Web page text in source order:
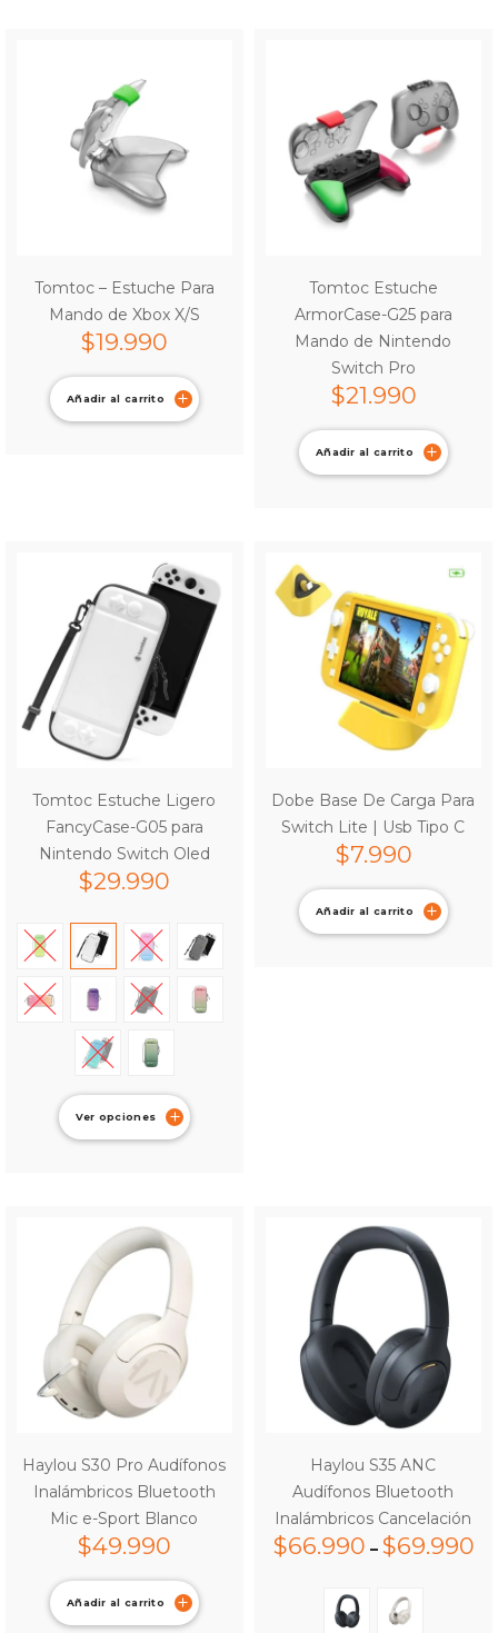
Tomtoc – Estuche Para
Mando de Xbox X/S
$19.990
Añadir al carrito
Tomtoc Estuche
ArmorCase-G25 para
Mando de Nintendo
Switch Pro
$21.990
Añadir al carrito
Tomtoc Estuche Ligero
FancyCase-G05 para
Nintendo Switch Oled
$29.990
Ver opciones
Dobe Base De Carga Para
Switch Lite | Usb Tipo C
$7.990
Añadir al carrito
Haylou S30 Pro Audífonos
Inalámbricos Bluetooth
Mic e-Sport Blanco
$49.990
Añadir al carrito
Haylou S35 ANC
Audífonos Bluetooth
Inalámbricos Cancelación
$66.990 – $69.990